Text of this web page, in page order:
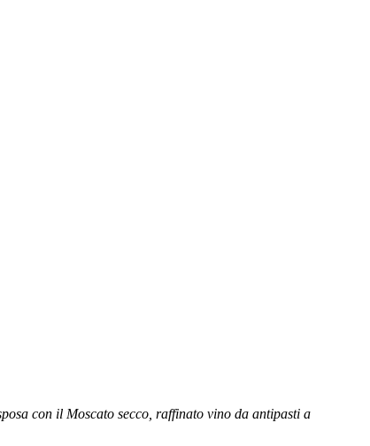
con il Moscato secco, raffinato vino da antipasti a